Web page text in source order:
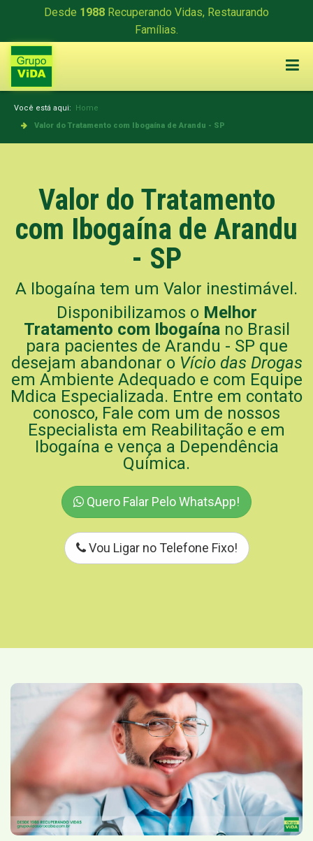
Desde 1988 Recuperando Vidas, Restaurando
Famílias.
Você está aqui: Home
Valor do Tratamento com Ibogaína de Arandu - SP
Valor do Tratamento
com Ibogaína de Arandu
- SP
A Ibogaína tem um Valor inestimável.
Disponibilizamos o Melhor
Tratamento com Ibogaínano Brasil
para pacientes de Arandu - SP que
desejam abandonar o Vício das Drogas
em Ambiente Adequado e com Equipe
Mdica Especializada. Entre em contato
conosco, Fale com um de nossos
Especialista em Reabilitação e em
Ibogaína e vença a Dependência
Química.
Quero Falar Pelo WhatsApp!
Vou Ligar no Telefone Fixo!